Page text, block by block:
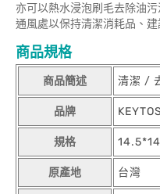
亦可以熱水浸泡刷毛去除油
通風處以保持清潔消耗品、
商品規格
商品簡述 清潔 /
品牌
規格
原產地 台灣